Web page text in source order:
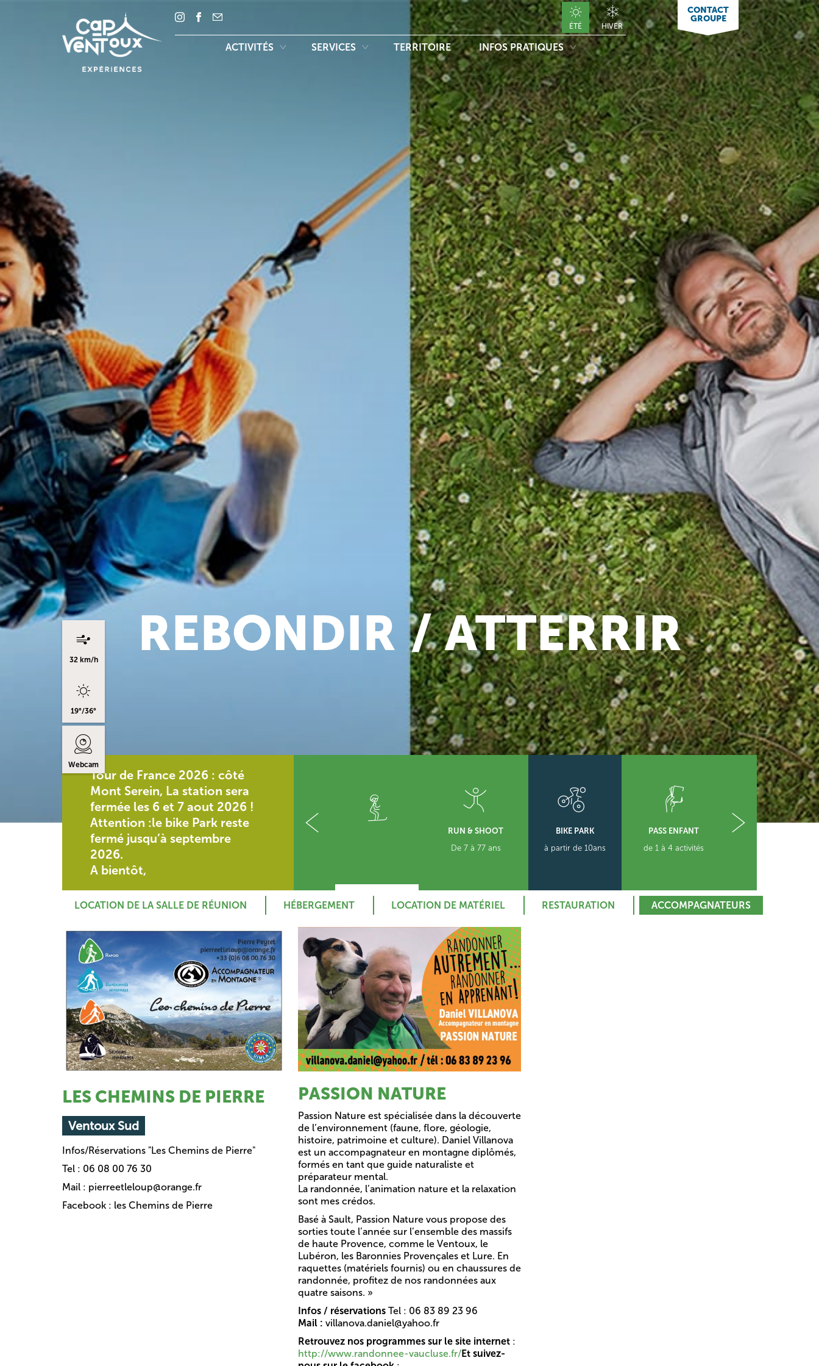
ÉTÉ HIVER
ACTIVITÉS SERVICES TERRITOIRE INFOS PRATIQUES
CONTACT
GROUPE
32 km/h
19°/36°
Webcam
REBONDIR ATTERRIR
Tour de France 2026 : côté
Mont Serein, La station sera
fermée les 6 et 7 aout 2026 !
Attention :le bike Park reste
fermé jusqu’à septembre
2026.
A bientôt,
de 15 à 100 kg
à partir de 3 ans
RUN & SHOOT
De 7 à 77 ans
BIKE PARK
à partir de 10ans
PASS ENFANT
de 1 à 4 activités
LOCATION DE LA SALLE DE RÉUNION HÉBERGEMENT LOCATION DE MATÉRIEL RESTAURATION ACCOMPAGNATEURS
LES CHEMINS DE PIERRE
Ventoux Sud
Infos/Réservations "Les Chemins de Pierre"
Tel : 06 08 00 76 30
Mail : pierreetleloup@orange.fr
Facebook : les Chemins de Pierre
PASSION NATURE
Passion Nature est spécialisée dans la découverte
de l’environnement (faune, flore, géologie,
histoire, patrimoine et culture). Daniel Villanova
est un accompagnateur en montagne diplômés,
formés en tant que guide naturaliste et
préparateur mental.
La randonnée, l’animation nature et la relaxation
sont mes crédos.
Basé à Sault, Passion Nature vous propose des
sorties toute l’année sur l’ensemble des massifs
de haute Provence, comme le Ventoux, le
Lubéron, les Baronnies Provençales et Lure. En
raquettes (matériels fournis) ou en chaussures de
randonnée, profitez de nos randonnées aux
quatre saisons. »
Infos / réservationsTel : 06 83 89 23 96
Mail : villanova.daniel@yahoo.fr
Retrouvez nos programmes sur le site internet:
http://www.randonnee-vaucluse.fr/Et suivez-